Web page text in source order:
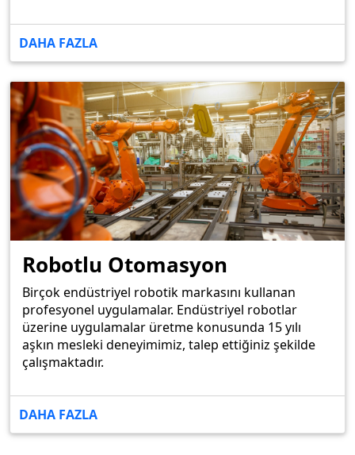
DAHA FAZLA
Robotlu Otomasyon
Birçok endüstriyel robotik markasını kullanan
profesyonel uygulamalar. Endüstriyel robotlar
üzerine uygulamalar üretme konusunda 15 yılı
aşkın mesleki deneyimimiz, talep ettiğiniz şekilde
çalışmaktadır.
DAHA FAZLA